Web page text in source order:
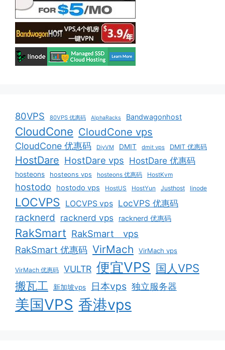
80VPS 80VPS 优惠码 AlphaRacks Bandwagonhost
CloudCone CloudCone vps
CloudCone 优惠码 DiyVM DMIT dmit vps DMIT 优惠码
HostDare HostDare vps HostDare 优惠码
hosteons hosteons vps hosteons 优惠码 HostKvm
hostodo hostodo vps HostUS HostYun Justhost linode
LOCVPS LOCVPS vps LocVPS 优惠码
racknerd racknerd vps racknerd 优惠码
RakSmart RakSmart vps
RakSmart 优惠码 VirMach VirMach vps
VirMach 优惠码 VULTR 便宜VPS 国人VPS
搬瓦工
新加坡vps 日本vps 独立服务器
美国VPS 香港vps